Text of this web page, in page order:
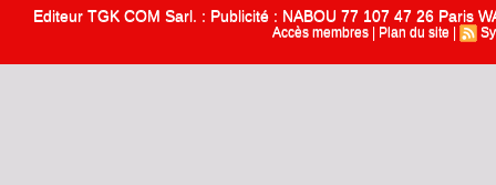
Editeur TGK COM Sarl. : Publicité : NABOU 77 107 47 26 Paris
Accès membres Plan du site